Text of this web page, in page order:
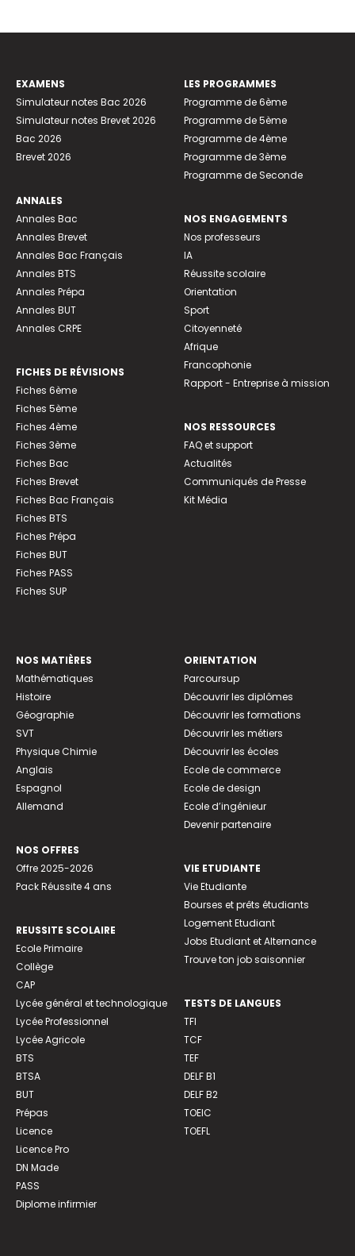
EXAMENS
Simulateur notes Bac 2026
Simulateur notes Brevet 2026
Bac 2026
Brevet 2026
ANNALES
Annales Bac
Annales Brevet
Annales Bac Français
Annales BTS
Annales Prépa
Annales BUT
Annales CRPE
FICHES DE RÉVISIONS
Fiches 6ème
Fiches 5ème
Fiches 4ème
Fiches 3ème
Fiches Bac
Fiches Brevet
Fiches Bac Français
Fiches BTS
Fiches Prépa
Fiches BUT
Fiches PASS
Fiches SUP
LES PROGRAMMES
Programme de 6ème
Programme de 5ème
Programme de 4ème
Programme de 3ème
Programme de Seconde
NOS ENGAGEMENTS
Nos professeurs
IA
Réussite scolaire
Orientation
Sport
Citoyenneté
Afrique
Francophonie
Rapport - Entreprise à mission
NOS RESSOURCES
FAQ et support
Actualités
Communiqués de Presse
Kit Média
NOS MATIÈRES
Mathématiques
Histoire
Géographie
SVT
Physique Chimie
Anglais
Espagnol
Allemand
NOS OFFRES
Offre 2025-2026
Pack Réussite 4 ans
REUSSITE SCOLAIRE
Ecole Primaire
Collège
CAP
Lycée général et technologique
Lycée Professionnel
Lycée Agricole
BTS
BTSA
BUT
Prépas
Licence
Licence Pro
DN Made
PASS
Diplome infirmier
ORIENTATION
Parcoursup
Découvrir les diplômes
Découvrir les formations
Découvrir les métiers
Découvrir les écoles
Ecole de commerce
Ecole de design
Ecole d’ingénieur
Devenir partenaire
VIE ETUDIANTE
Vie Etudiante
Bourses et prêts étudiants
Logement Etudiant
Jobs Etudiant et Alternance
Trouve ton job saisonnier
TESTS DE LANGUES
TFI
TCF
TEF
DELF B1
DELF B2
TOEIC
TOEFL